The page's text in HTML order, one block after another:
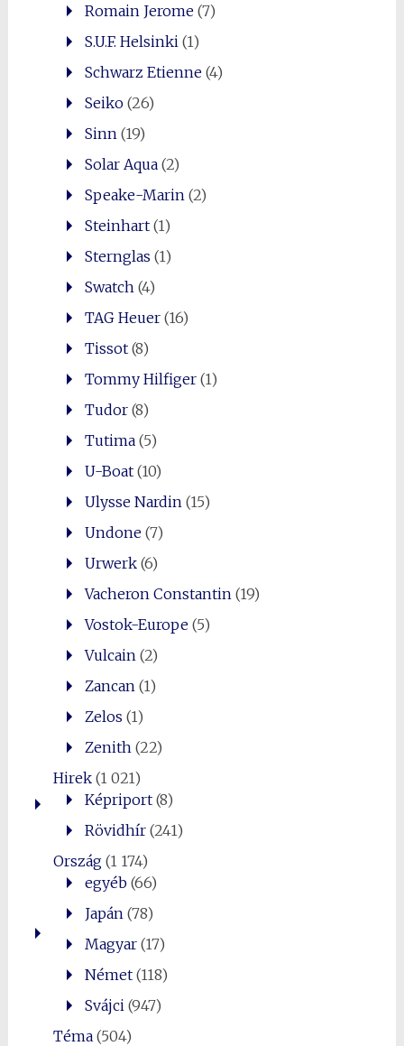
Romain Jerome(7)
S.U.F. Helsinki (1)
Schwarz Etienne(4)
Seiko(26)
Sinn (19)
Solar Aqua(2)
Speake-Marin (2)
Steinhart(1)
Sternglas (1)
Swatch (4)
TAG Heuer(16)
Tissot(8)
Tommy Hilfiger(1)
Tudor(8)
Tutima(5)
U-Boat(10)
Ulysse Nardin (15)
Undone(7)
Urwerk(6)
Vacheron Constantin (19)
Vostok-Europe(5)
Vulcain (2)
Zancan (1)
Zelos (1)
Zenith (22)
Hirek(1 021)
Képriport(8)
Rövidhír(241)
Ország(1 174)
egyéb(66)
Japán (78)
Magyar(17)
Német(118)
Svájci (947)
Téma(504)